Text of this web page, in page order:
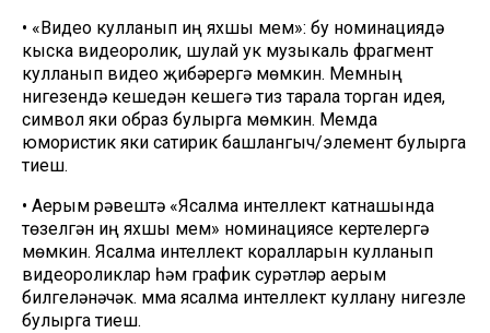
• «Видео кулланып иң яхшы мем»: бу номинациядә
кыска видеоролик, шулай ук музыкаль фрагмент
кулланып видео җибәрергә мөмкин. Мемның
нигезендә кешедән кешегә тиз тарала торган идея,
символ яки образ булырга мөмкин. Мемда
юмористик яки сатирик башлангыч/элемент булырга
тиеш.
• Аерым рәвештә «Ясалма интеллект катнашында
төзелгән иң яхшы мем» номинациясе кертелергә
мөмкин. Ясалма интеллект коралларын кулланып
видеороликлар һәм график сурәтләр аерым
билгеләнәчәк. Әмма ясалма интеллект куллану нигезле
булырга тиеш.